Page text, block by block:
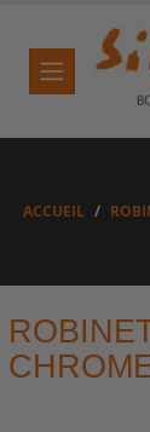
ACCUEIL